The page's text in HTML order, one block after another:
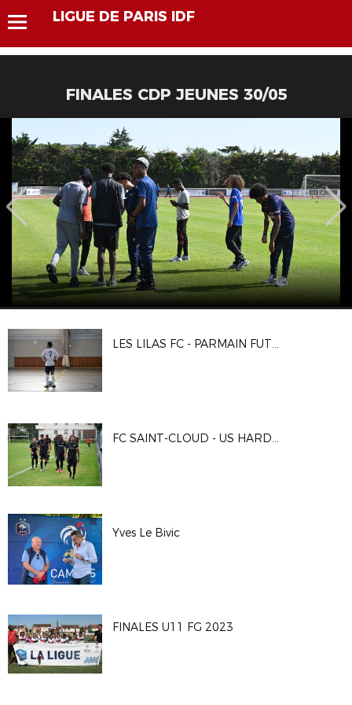
LIGUE DE PARIS IDF
FINALES CDP JEUNES 30/05
LES LILAS FC - PARMAIN FUTSAL AS
FC SAINT-CLOUD - US HARDRICOURT
Yves Le Bivic
FINALES U11 FG 2023